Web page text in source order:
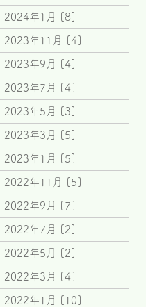
2024年1月 [8]
2023年11月 [4]
2023年9月 [4]
2023年7月 [4]
2023年5月 [3]
2023年3月 [5]
2023年1月 [5]
2022年11月 [5]
2022年9月 [7]
2022年7月 [2]
2022年5月 [2]
2022年3月 [4]
2022年1月 [10]